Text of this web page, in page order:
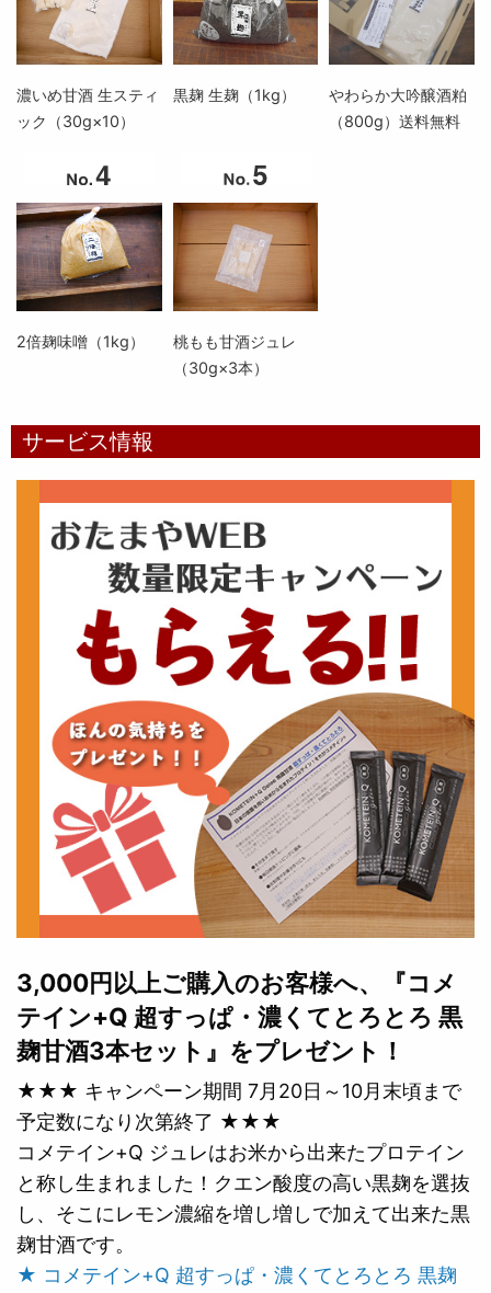
濃いめ甘酒 生スティ
ック（30g×10）
黒麹 生麹（1kg）
やわらか大吟醸酒粕
（800g）送料無料
2倍麹味噌（1kg）
桃もも甘酒ジュレ
（30g×3本）
サービス情報
3,000円以上ご購入のお客様へ、『コメ
テイン+Q 超すっぱ・濃くてとろとろ 黒
麹甘酒3本セット』をプレゼント！
★★★ キャンペーン期間 7月20日～10月末頃まで
予定数になり次第終了 ★★★
コメテイン+Q ジュレはお米から出来たプロテイン
と称し生まれました！クエン酸度の高い黒麹を選抜
し、そこにレモン濃縮を増し増しで加えて出来た黒
麹甘酒です。
★ コメテイン+Q 超すっぱ・濃くてとろとろ 黒麹